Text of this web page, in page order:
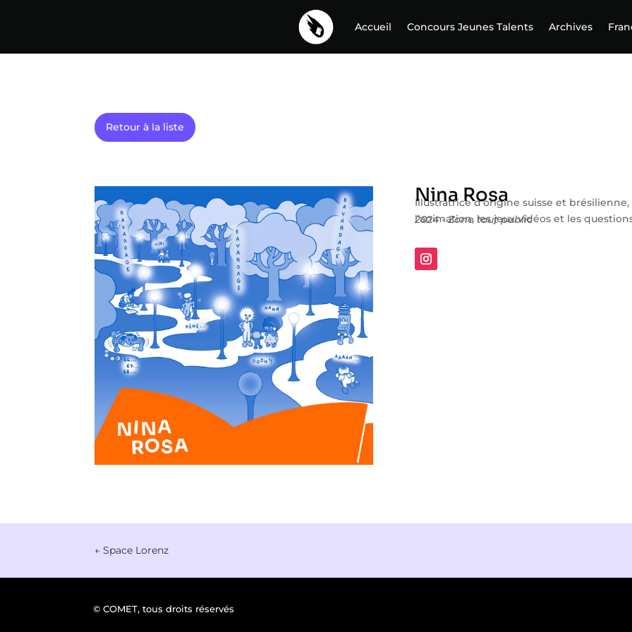
Accueil Concours Jeunes Talents Archives
Retour à la liste
Nina Rosa
2024 - Zone tout public
Illustratrice d’origine suisse et
l’animation, les jeux vidéos et les
←Space Lorenz
© COMET, tous droits réservés